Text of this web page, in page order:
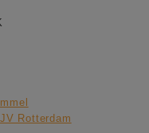
Rotterdam